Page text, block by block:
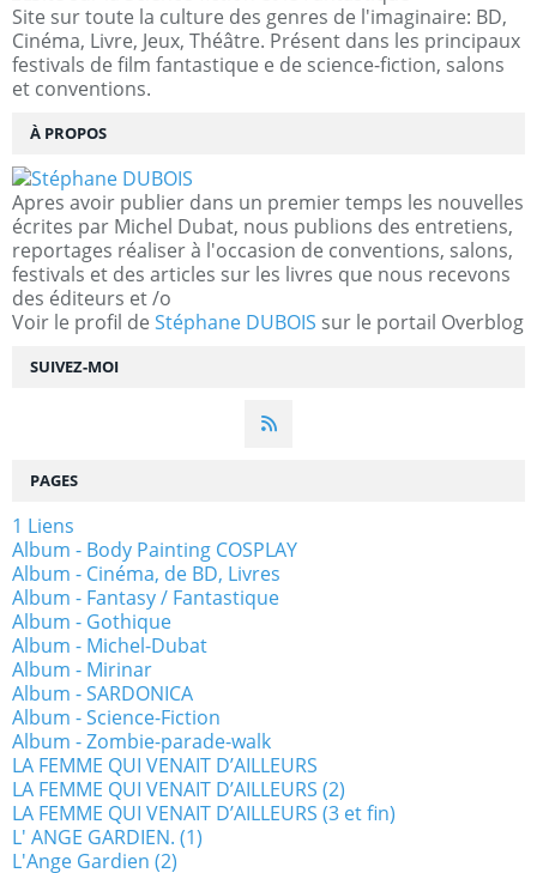
SUIVEZ-MOI
Site sur toute la culture des genres de l'imaginaire: BD,
Cinéma, Livre, Jeux, Théâtre. Présent dans les principaux
festivals de film fantastique e de science-fiction, salons
et conventions.
À PROPOS
Apres avoir publier dans un premier temps les nouvelles
écrites par Michel Dubat, nous publions des entretiens,
reportages réaliser à l'occasion de conventions, salons,
festivals et des articles sur les livres que nous recevons
des éditeurs et /o
Voir le profil de Stéphane DUBOIS sur le portail Overblog
PAGES
1 Liens
Album - Body Painting COSPLAY
Album - Cinéma, de BD, Livres
Album - Fantasy / Fantastique
Album - Gothique
Album - Michel-Dubat
Album - Mirinar
Album - SARDONICA
Album - Science-Fiction
Album - Zombie-parade-walk
LA FEMME QUI VENAIT D’AILLEURS
LA FEMME QUI VENAIT D’AILLEURS (2)
LA FEMME QUI VENAIT D’AILLEURS (3 et fin)
L' ANGE GARDIEN. (1)
L'Ange Gardien (2)